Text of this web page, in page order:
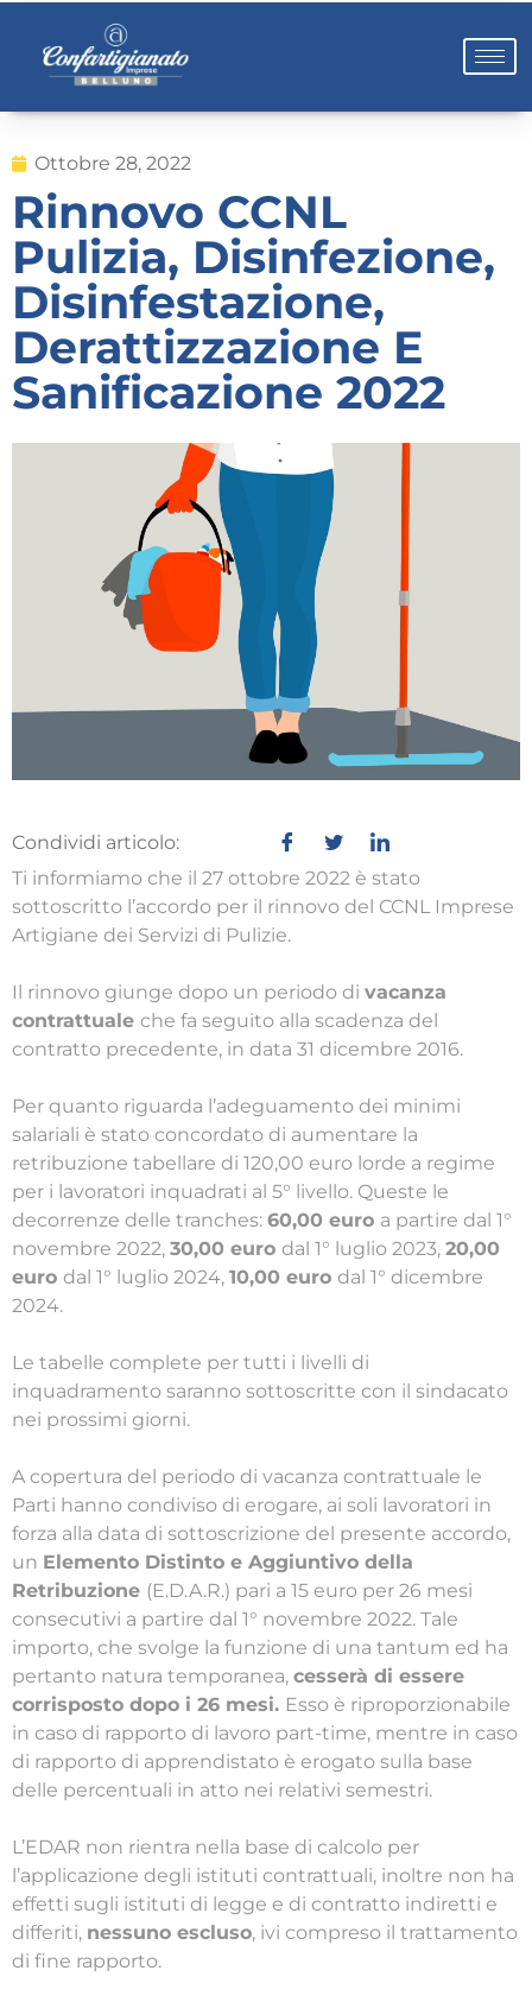
Ottobre 28, 2022
Rinnovo CCNL
Pulizia, Disinfezione,
Disinfestazione,
Derattizzazione E
Sanificazione 2022
Condividi articolo:
Ti informiamo che il 27 ottobre 2022 è stato
sottoscritto l’accordo per il rinnovo del CCNL Imprese
Artigiane dei Servizi di Pulizie.
Il rinnovo giunge dopo un periodo di vacanza
contrattuale che fa seguito alla scadenza del
contratto precedente, in data 31 dicembre 2016.
Per quanto riguarda l’adeguamento dei minimi
salariali è stato concordato di aumentare la
retribuzione tabellare di 120,00 euro lorde a regime
per i lavoratori inquadrati al 5° livello. Queste le
decorrenze delle tranches: 60,00 euro a partire dal 1°
novembre 2022, 30,00 euro dal 1° luglio 2023, 20,00
euro dal 1° luglio 2024, 10,00 euro dal 1° dicembre
2024.
Le tabelle complete per tutti i livelli di
inquadramento saranno sottoscritte con il sindacato
nei prossimi giorni.
A copertura del periodo di vacanza contrattuale le
Parti hanno condiviso di erogare, ai soli lavoratori in
forza alla data di sottoscrizione del presente accordo,
un Elemento Distinto e Aggiuntivo della
Retribuzione (E.D.A.R.) pari a 15 euro per 26 mesi
consecutivi a partire dal 1° novembre 2022. Tale
importo, che svolge la funzione di una tantum ed ha
pertanto natura temporanea, cesserà di essere
corrisposto dopo i 26 mesi. Esso è riproporzionabile
in caso di rapporto di lavoro part-time, mentre in caso
di rapporto di apprendistato è erogato sulla base
delle percentuali in atto nei relativi semestri.
L’EDAR non rientra nella base di calcolo per
l’applicazione degli istituti contrattuali, inoltre non ha
effetti sugli istituti di legge e di contratto indiretti e
differiti, nessuno escluso, ivi compreso il trattamento
di fine rapporto.